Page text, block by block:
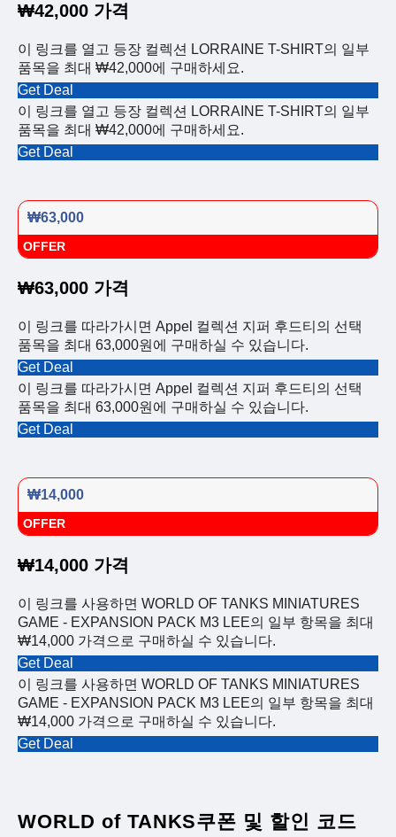
₩42,000 가격
이 링크를 열고 등장 컬렉션 LORRAINE T-SHIRT의 일부
품목을 최대 ₩42,000에 구매하세요.
Get Deal
이 링크를 열고 등장 컬렉션 LORRAINE T-SHIRT의 일부
품목을 최대 ₩42,000에 구매하세요.
Get Deal
₩63,000
OFFER
₩63,000 가격
이 링크를 따라가시면 Appel 컬렉션 지퍼 후드티의 선택
품목을 최대 63,000원에 구매하실 수 있습니다.
Get Deal
이 링크를 따라가시면 Appel 컬렉션 지퍼 후드티의 선택
품목을 최대 63,000원에 구매하실 수 있습니다.
Get Deal
₩14,000
OFFER
₩14,000 가격
이 링크를 사용하면 WORLD OF TANKS MINIATURES
GAME - EXPANSION PACK M3 LEE의 일부 항목을 최대
₩14,000 가격으로 구매하실 수 있습니다.
Get Deal
이 링크를 사용하면 WORLD OF TANKS MINIATURES
GAME - EXPANSION PACK M3 LEE의 일부 항목을 최대
₩14,000 가격으로 구매하실 수 있습니다.
Get Deal
WORLD of TANKS쿠폰 및 할인 코드